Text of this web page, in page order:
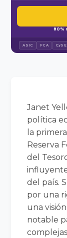
80%
ASIC FCA
Janet
política
la
Reserva
del
del país.
por una
una
notable